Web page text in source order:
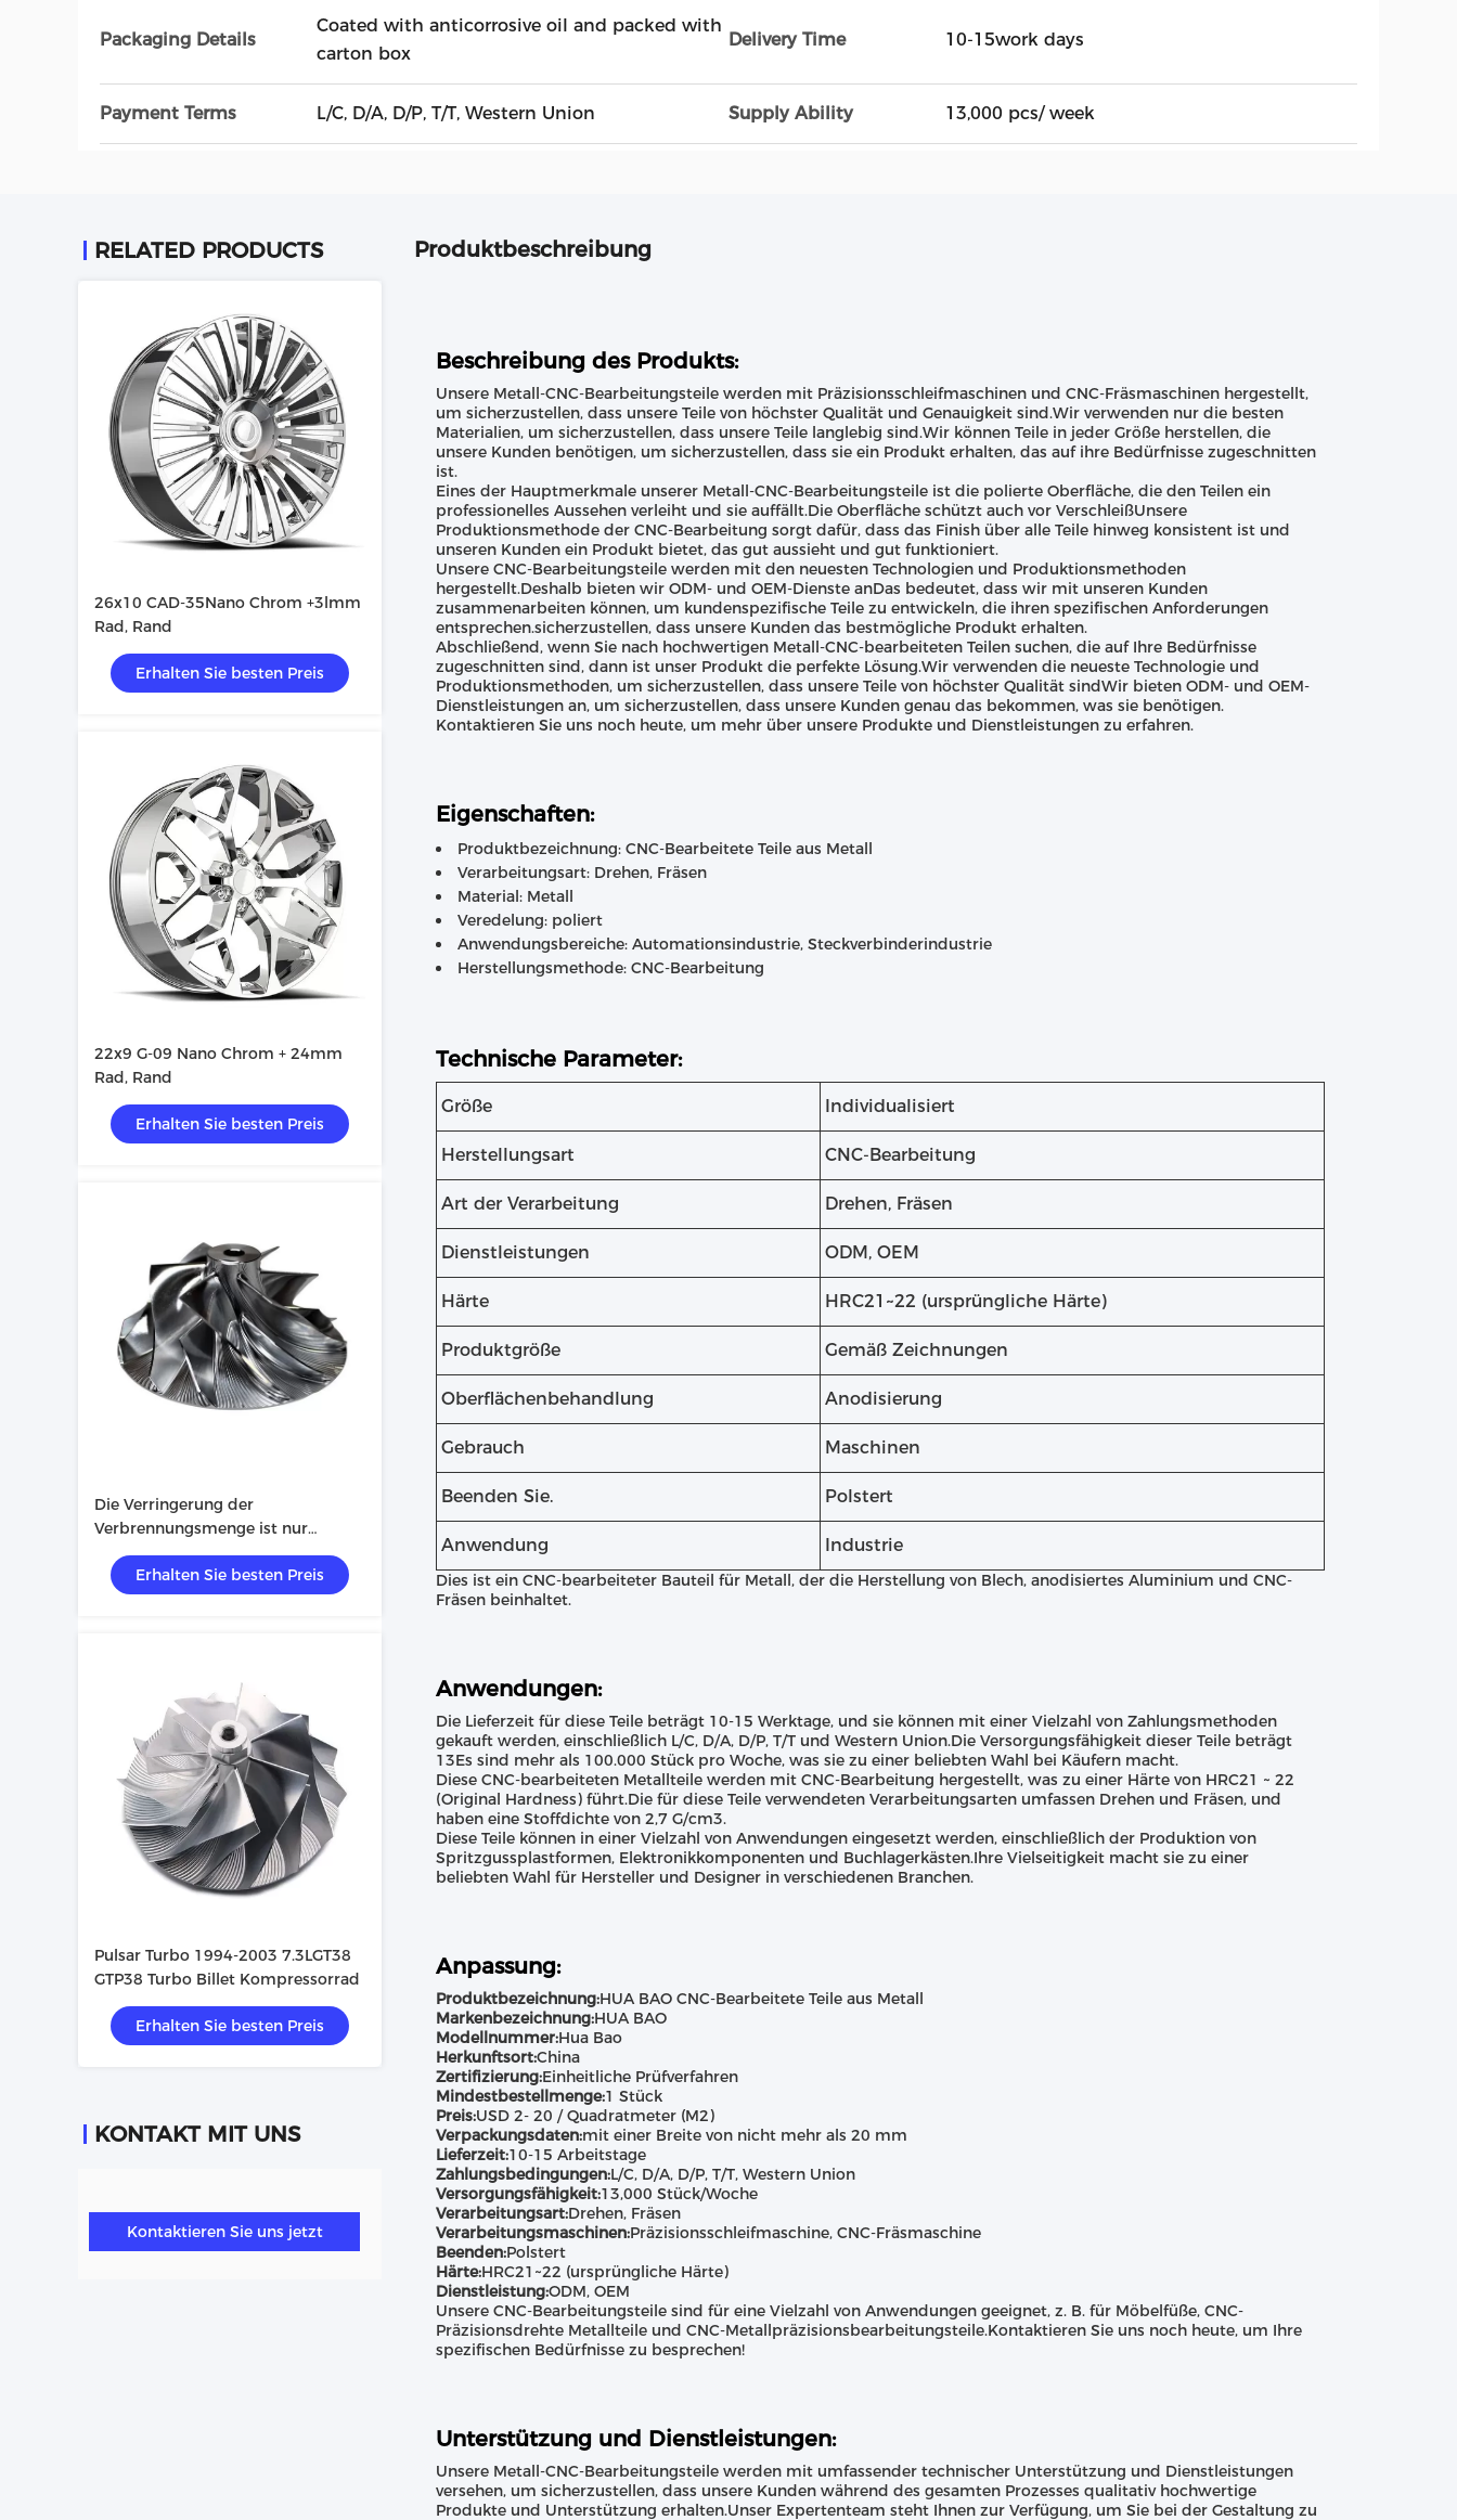
Packaging Details
Coated with anticorrosive oil and packed with
carton box
Delivery Time 10-15work days
Payment Terms L/C, D/A, D/P, T/T, Western Union Supply Ability 13,000 pcs/ week
RELATED PRODUCTS
26x10 CAD-35Nano Chrom +3lmm
Rad, Rand
Erhalten Sie besten Preis
22x9 G-09 Nano Chrom + 24mm
Rad, Rand
Erhalten Sie besten Preis
Die Verringerung der
Verbrennungsmenge ist nur
möglich, wenn die
Verbrennungsmenge nicht
überschritten ist.
Erhalten Sie besten Preis
Pulsar Turbo 1994-2003 7.3LGT38
GTP38 Turbo Billet Kompressorrad
Erhalten Sie besten Preis
KONTAKT MIT UNS
Kontaktieren Sie uns jetzt
Produktbeschreibung
Beschreibung des Produkts:
Unsere Metall-CNC-Bearbeitungsteile werden mit Präzisionsschleifmaschinen und CNC-Fräsmaschinen hergestellt,
um sicherzustellen, dass unsere Teile von höchster Qualität und Genauigkeit sind.Wir verwenden nur die besten
Materialien, um sicherzustellen, dass unsere Teile langlebig sind.Wir können Teile in jeder Größe herstellen, die
unsere Kunden benötigen, um sicherzustellen, dass sie ein Produkt erhalten, das auf ihre Bedürfnisse zugeschnitten
ist.
Eines der Hauptmerkmale unserer Metall-CNC-Bearbeitungsteile ist die polierte Oberfläche, die den Teilen ein
professionelles Aussehen verleiht und sie auffällt.Die Oberfläche schützt auch vor VerschleißUnsere
Produktionsmethode der CNC-Bearbeitung sorgt dafür, dass das Finish über alle Teile hinweg konsistent ist und
unseren Kunden ein Produkt bietet, das gut aussieht und gut funktioniert.
Unsere CNC-Bearbeitungsteile werden mit den neuesten Technologien und Produktionsmethoden
hergestellt.Deshalb bieten wir ODM- und OEM-Dienste anDas bedeutet, dass wir mit unseren Kunden
zusammenarbeiten können, um kundenspezifische Teile zu entwickeln, die ihren spezifischen Anforderungen
entsprechen.sicherzustellen, dass unsere Kunden das bestmögliche Produkt erhalten.
Abschließend, wenn Sie nach hochwertigen Metall-CNC-bearbeiteten Teilen suchen, die auf Ihre Bedürfnisse
zugeschnitten sind, dann ist unser Produkt die perfekte Lösung.Wir verwenden die neueste Technologie und
Produktionsmethoden, um sicherzustellen, dass unsere Teile von höchster Qualität sindWir bieten ODM- und OEM-
Dienstleistungen an, um sicherzustellen, dass unsere Kunden genau das bekommen, was sie benötigen.
Kontaktieren Sie uns noch heute, um mehr über unsere Produkte und Dienstleistungen zu erfahren.
Eigenschaften:
Produktbezeichnung: CNC-Bearbeitete Teile aus Metall
Verarbeitungsart: Drehen, Fräsen
Material: Metall
Veredelung: poliert
Anwendungsbereiche: Automationsindustrie, Steckverbinderindustrie
Herstellungsmethode: CNC-Bearbeitung
Technische Parameter:
Größe Individualisiert
Herstellungsart CNC-Bearbeitung
Art der Verarbeitung Drehen, Fräsen
Dienstleistungen ODM, OEM
Härte HRC21~22 (ursprüngliche Härte)
Produktgröße Gemäß Zeichnungen
Oberflächenbehandlung Anodisierung
Gebrauch Maschinen
Beenden Sie. Polstert
Anwendung Industrie
Dies ist ein CNC-bearbeiteter Bauteil für Metall, der die Herstellung von Blech, anodisiertes Aluminium und CNC-
Fräsen beinhaltet.
Anwendungen:
Die Lieferzeit für diese Teile beträgt 10-15 Werktage, und sie können mit einer Vielzahl von Zahlungsmethoden
gekauft werden, einschließlich L/C, D/A, D/P, T/T und Western Union.Die Versorgungsfähigkeit dieser Teile beträgt
13Es sind mehr als 100.000 Stück pro Woche, was sie zu einer beliebten Wahl bei Käufern macht.
Diese CNC-bearbeiteten Metallteile werden mit CNC-Bearbeitung hergestellt, was zu einer Härte von HRC21 ~ 22
(Original Hardness) führt.Die für diese Teile verwendeten Verarbeitungsarten umfassen Drehen und Fräsen, und
haben eine Stoffdichte von 2,7 G/cm3.
Diese Teile können in einer Vielzahl von Anwendungen eingesetzt werden, einschließlich der Produktion von
Spritzgussplastformen, Elektronikkomponenten und Buchlagerkästen.Ihre Vielseitigkeit macht sie zu einer
beliebten Wahl für Hersteller und Designer in verschiedenen Branchen.
Anpassung:
Produktbezeichnung:HUA BAO CNC-Bearbeitete Teile aus Metall
Markenbezeichnung:HUA BAO
Modellnummer:Hua Bao
Herkunftsort:China
Zertifizierung:Einheitliche Prüfverfahren
Mindestbestellmenge:1 Stück
Preis:USD 2- 20 / Quadratmeter (M2)
Verpackungsdaten:mit einer Breite von nicht mehr als 20 mm
Lieferzeit:10-15 Arbeitstage
Zahlungsbedingungen:L/C, D/A, D/P, T/T, Western Union
Versorgungsfähigkeit:13,000 Stück/Woche
Verarbeitungsart:Drehen, Fräsen
Verarbeitungsmaschinen:Präzisionsschleifmaschine, CNC-Fräsmaschine
Beenden:Polstert
Härte:HRC21~22 (ursprüngliche Härte)
Dienstleistung:ODM, OEM
Unsere CNC-Bearbeitungsteile sind für eine Vielzahl von Anwendungen geeignet, z. B. für Möbelfüße, CNC-
Präzisionsdrehte Metallteile und CNC-Metallpräzisionsbearbeitungsteile.Kontaktieren Sie uns noch heute, um Ihre
spezifischen Bedürfnisse zu besprechen!
Unterstützung und Dienstleistungen:
Unsere Metall-CNC-Bearbeitungsteile werden mit umfassender technischer Unterstützung und Dienstleistungen
versehen, um sicherzustellen, dass unsere Kunden während des gesamten Prozesses qualitativ hochwertige
Produkte und Unterstützung erhalten.Unser Expertenteam steht Ihnen zur Verfügung, um Sie bei der Gestaltung zu